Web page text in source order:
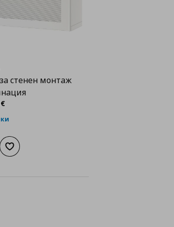
стенен монтаж
€
в кошницата
Добави към списъка с любими